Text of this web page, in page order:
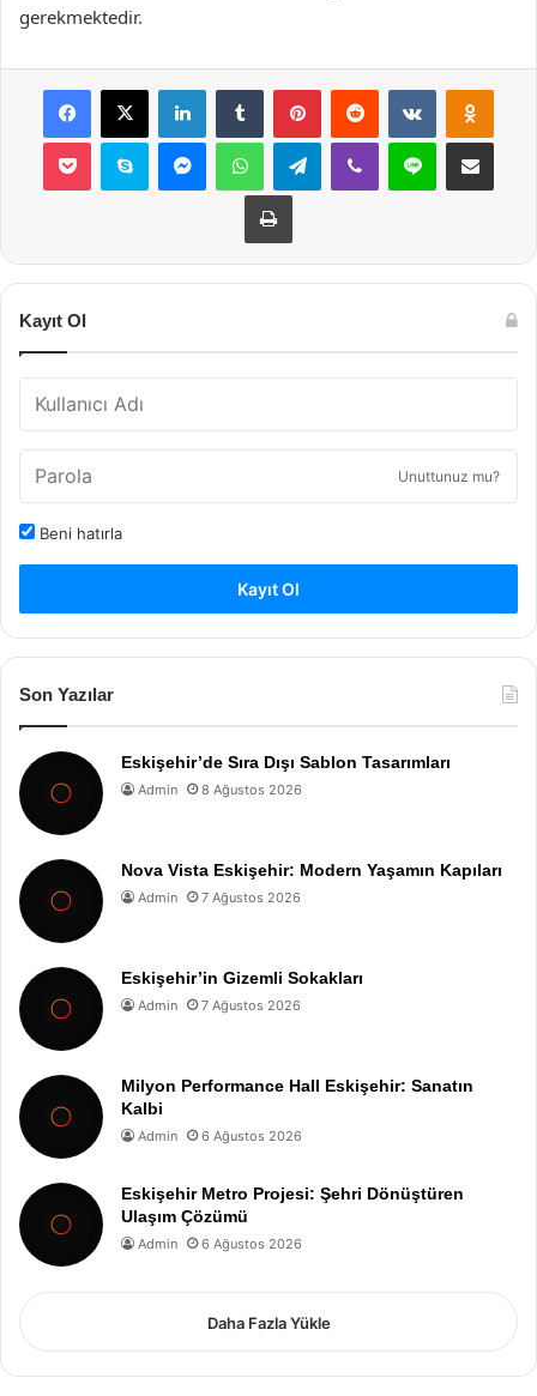
gerekmektedir.
Facebook
X LinkedInTumblr PinterestReddit VKontakte
Pocket Skype MessengerWhatsAppTelegramViber Line E-Posta ile
Yazdır
Kayıt Ol
Unuttunuz mu?
Beni hatırla
Kayıt Ol
Son Yazılar
Eskişehir’de Sıra Dışı Sablon Tasarımları
Admin 8 Ağustos 2026
Nova Vista Eskişehir: Modern Yaşamın Kapıları
Admin 7 Ağustos 2026
Eskişehir’in Gizemli Sokakları
Admin 7 Ağustos 2026
Milyon Performance Hall Eskişehir: Sanatın
Kalbi
Admin 6 Ağustos 2026
Eskişehir Metro Projesi: Şehri Dönüştüren
Ulaşım Çözümü
Admin 6 Ağustos 2026
Daha Fazla Yükle